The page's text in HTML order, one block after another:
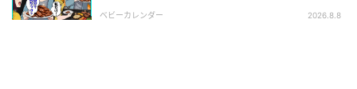
イラスト：へそベビーカレンダー 2026.8.8